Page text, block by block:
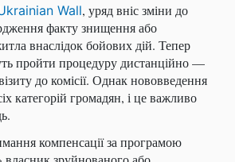
Wall, уряд вніс зміни до
факту знищення або
внаслідок бойових дій. Тепер
пройти процедуру дистанційно —
до комісії. Однак нововведення
категорій громадян, і це важливо
компенсації за програмою